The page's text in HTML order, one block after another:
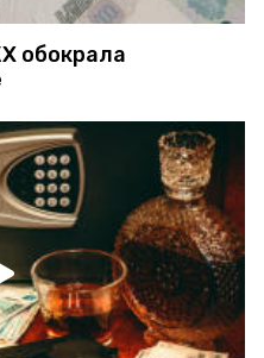
обокрала